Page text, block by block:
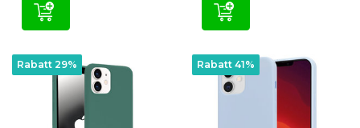
Rabatt 29% Rabatt 41%